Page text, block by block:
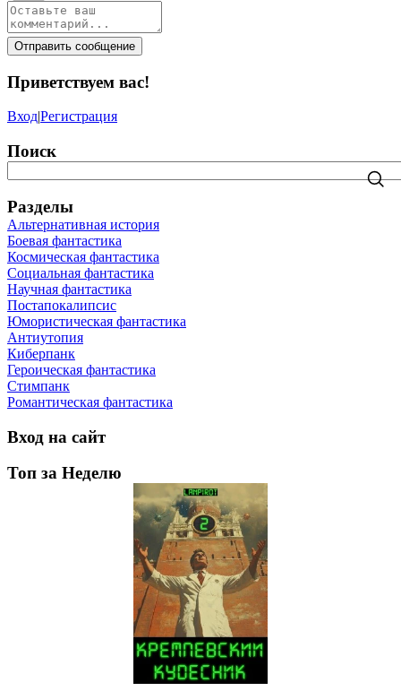
Отправить сообщение
Приветствуем вас!
Вход|Регистрация
Поиск
Разделы
Альтернативная история
Боевая фантастика
Космическая фантастика
Социальная фантастика
Научная фантастика
Постапокалипсис
Юмористическая фантастика
Антиутопия
Киберпанк
Героическая фантастика
Стимпанк
Романтическая фантастика
Вход на сайт
Топ за Неделю